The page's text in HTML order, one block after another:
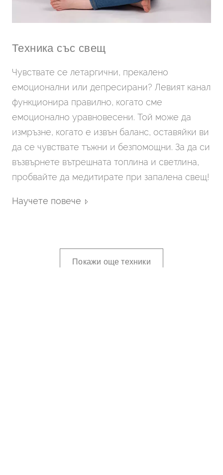
Техника със свещ
Чувствате се летаргични, прекалено
емоционални или депресирани? Левият канал
функционира правилно, когато сме
емоционално уравновесени. Той може да
измръзне, когато е извън баланс, оставяйки ви
да се чувствате тъжни и безпомощни. За да си
възвърнете вътрешната топлина и светлина,
пробвайте да медитирате при запалена свещ!
Научете повече
Покажи още техники